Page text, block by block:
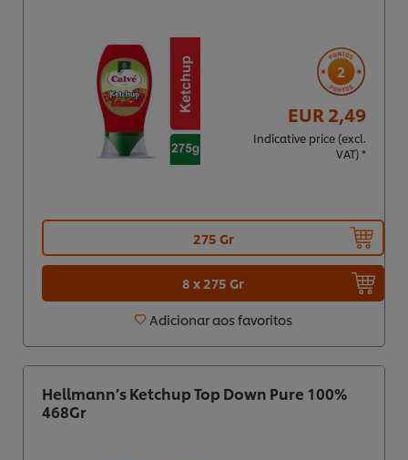
2
Indicative price (excl.
VAT) *
EUR 2,49
275 Gr
8 x 275 Gr
Adicionar aos favoritos
Hellmann’s Ketchup Top Down Pure 100%
468Gr